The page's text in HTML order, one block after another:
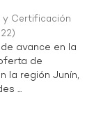
y Certificación
)
avance en la
de
la región Junín,
...